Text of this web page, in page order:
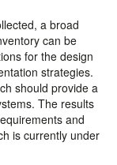
a broad
can be
for the design
strategies.
should provide a
The results
and
is currently under